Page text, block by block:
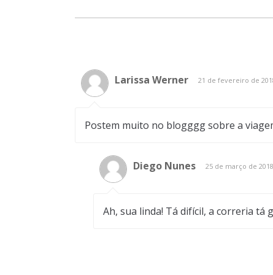
Larissa Werner 21 de fevereiro de
Postem muito no blogggg sobre a
Diego Nunes 25 de março de 2018
Ah, sua linda! Tá difícil, a correria tá